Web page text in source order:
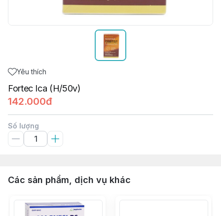
Yêu thích
Fortec Ica (H/50v)
142.000đ
Số lượng
Các sản phẩm, dịch vụ khác